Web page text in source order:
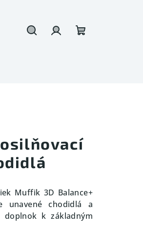
Muffik 3D Balance+
unavené chodidlá a
k základným